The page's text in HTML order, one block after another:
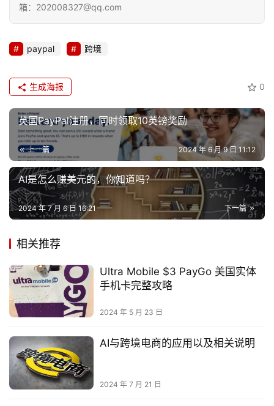
箱：202008327@qq.com
paypal 跨境
0
生成海报
英国PayPal注册，同时领取10英镑奖励
上一篇 2024 年 6 月 9 日 11:12
AI是怎么赚美元的，你知道吗？
下一篇
2024 年 7 月 6 日 16:21
相关推荐
Ultra Mobile $3 PayGo 美国实体
手机卡完整攻略
2024 年 5 月 23 日
AI与跨境电商的应用以及相关说明
2024 年 7 月 21 日